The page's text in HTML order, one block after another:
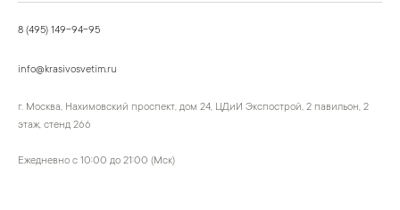
8 (495) 149-94-95
info@krasivosvetim.ru
г. Москва, Нахимовский проспект, дом 24, ЦДиИ Экспострой, 2 павильон, 2
этаж, стенд 266
Ежедневно с 10:00 до 21:00 (Мск)